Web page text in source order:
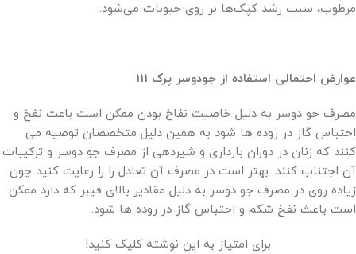
مرطوب، سبب رشد کپک‌ها بر روی حبوبات می‌شود.
عوارض احتمالی استفاده از جودوسر پرک 111
مصرف جو دوسر به دلیل خاصیت نفاخ بودن ممکن است باعث نفخ و
احتباس گاز در روده ها شود به همین دلیل متخصصان توصیه می
کنند که زنان در دوران بارداری و شیردهی از مصرف جو دوسر و ترکیبات
آن اجتناب کنند. بهتر است در مصرف آن تعادل را را رعایت کنید چون
زیاده روی در مصرف جو دوسر به دلیل مقادیر بالای فیبر که دارد ممکن
است باعث نفخ شکم و احتباس گاز در روده ها شود.
برای امتیاز به این نوشته کلیک کنید!